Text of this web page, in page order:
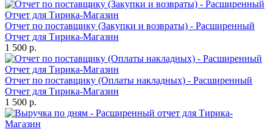
Отчет по поставщику (Закупки и возвраты) - Расширенный
Отчет для Тирика-Магазин
1 500 р.
Отчет по поставщику (Оплаты накладных) - Расширенный
Отчет для Тирика-Магазин
1 500 р.